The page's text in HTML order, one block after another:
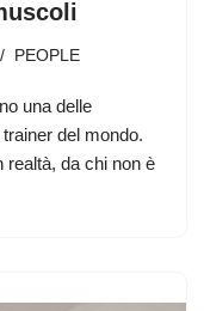
PEOPLE
una delle
del mondo.
realtà, da chi non è